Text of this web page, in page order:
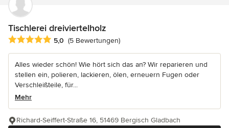
Tischlerei dreiviertelholz
Durchschnittliche Bewertung: 5 von 5 Sternen
5,0 (5 Bewertungen)
Alles wieder schön! Wie hört sich das an? Wir reparieren und
stellen ein, polieren, lackieren, ölen, erneuern Fugen oder
Verschleißteile, für...
Mehr
Richard-Seiffert-Straße 16, 51469 Bergisch Gladbach